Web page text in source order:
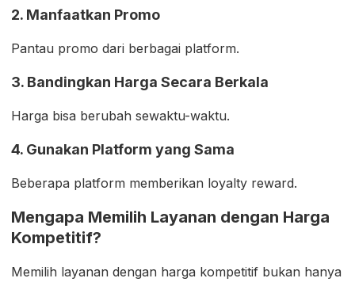
2. Manfaatkan Promo
Pantau promo dari berbagai platform.
3. Bandingkan Harga Secara Berkala
Harga bisa berubah sewaktu-waktu.
4. Gunakan Platform yang Sama
Beberapa platform memberikan loyalty reward.
Mengapa Memilih Layanan dengan Harga
Kompetitif?
Memilih layanan dengan harga kompetitif bukan hanya